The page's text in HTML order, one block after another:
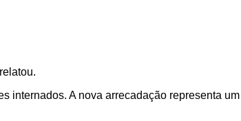
internados. A nova arrecadação representa